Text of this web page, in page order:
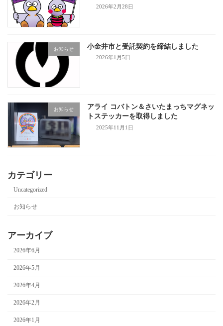
2026年2月28日
お知らせ 小金井市と受託契約を締結しました
2026年1月5日
お知らせ
アライ コバトン＆さいたまっちマグネッ
トステッカーを取得しました
2025年11月1日
カテゴリー
Uncategorized
お知らせ
アーカイブ
2026年6月
2026年5月
2026年4月
2026年2月
2026年1月